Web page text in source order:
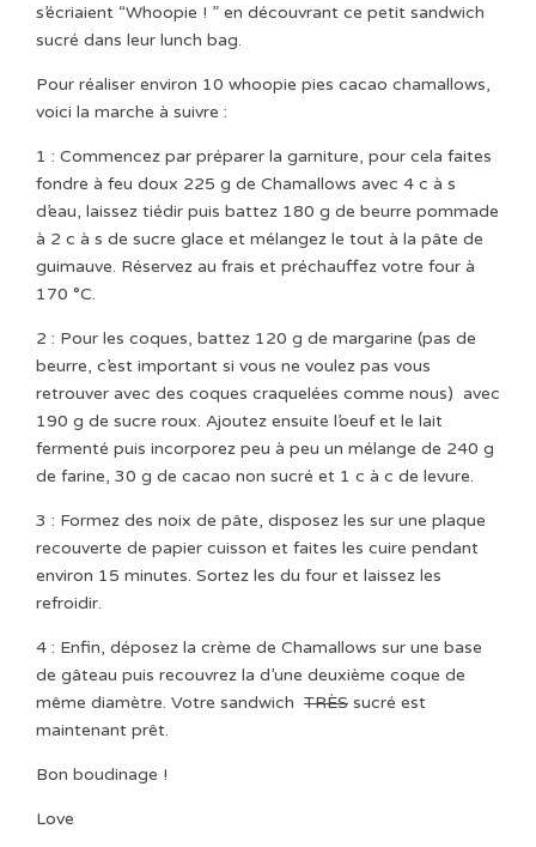
s’écriaient “Whoopie ! ” en découvrant ce petit sandwich
sucré dans leur lunch bag.
Pour réaliser environ 10 whoopie pies cacao chamallows,
voici la marche à suivre :
1 : Commencez par préparer la garniture, pour cela faites
fondre à feu doux 225 g de Chamallows avec 4 c à s
d’eau, laissez tiédir puis battez 180 g de beurre pommade
à 2 c à s de sucre glace et mélangez le tout à la pâte de
guimauve. Réservez au frais et préchauffez votre four à
170 °C.
2 : Pour les coques, battez 120 g de margarine (pas de
beurre, c’est important si vous ne voulez pas vous
retrouver avec des coques craquelées comme nous) avec
190 g de sucre roux. Ajoutez ensuite l’oeuf et le lait
fermenté puis incorporez peu à peu un mélange de 240 g
de farine, 30 g de cacao non sucré et 1 c à c de levure.
3 : Formez des noix de pâte, disposez les sur une plaque
recouverte de papier cuisson et faites les cuire pendant
environ 15 minutes. Sortez les du four et laissez les
refroidir.
4 : Enfin, déposez la crème de Chamallows sur une base
de gâteau puis recouvrez la d’une deuxième coque de
même diamètre. Votre sandwich TRÈS sucré est
maintenant prêt.
Bon boudinage !
Love